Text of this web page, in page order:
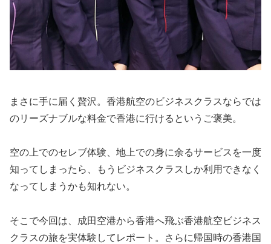
まさに手に届く贅沢。香港航空のビジネスクラスならでは
のリーズナブルな料金で香港に行けるというご褒美。
空の上でのセレブ体験、地上での身に余るサービスを一度
知ってしまったら、もうビジネスクラスしか利用できなく
なってしまうかも知れない。
そこで今回は、成田空港から香港へ飛ぶ香港航空ビジネス
クラスの旅を実体験してレポート。さらに帰国時の香港国